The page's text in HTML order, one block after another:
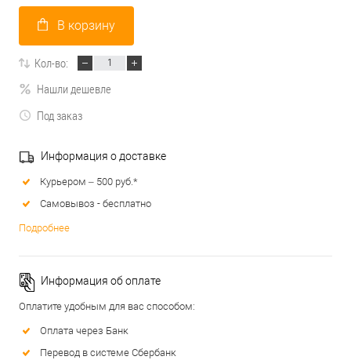
В корзину
Кол-во:
Нашли дешевле
Под заказ
Информация о доставке
Курьером – 500 руб.*
Самовывоз - бесплатно
Подробнее
Информация об оплате
Оплатите удобным для вас способом:
Оплата через Банк
Перевод в системе Сбербанк